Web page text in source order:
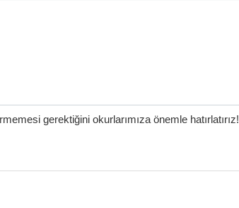
gerektiğini okurlarımıza önemle hatırlatırız!